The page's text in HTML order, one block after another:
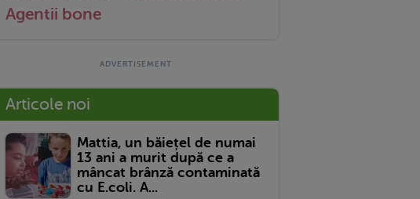
Agentii bone
Articole noi
Mattia, un băiețel de numai
13 ani a murit după ce a
mâncat brânză contaminată
cu E.coli. A...